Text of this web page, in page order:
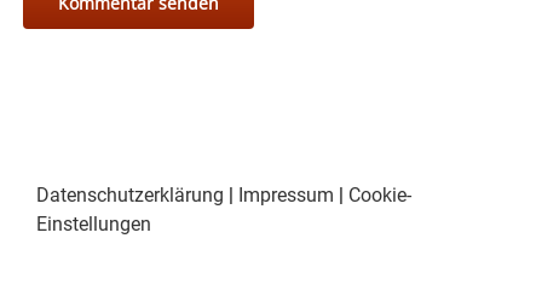
Datenschutzerklärung Impressum
Cookie-
Einstellungen